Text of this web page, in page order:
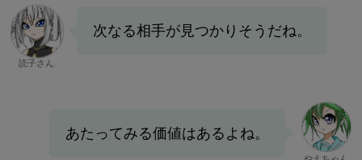
読子さん
次なる相手が見つかりそうだね。
あたってみる価値はあるよね。